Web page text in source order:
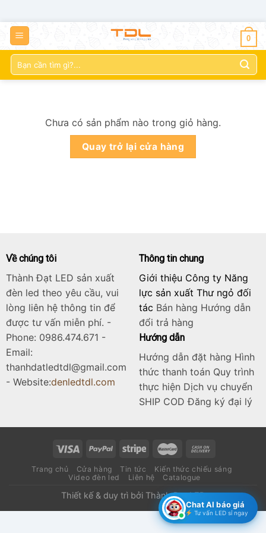
Skip
to
content
0
Tìm
kiếm:
Chưa có sản phẩm nào trong giỏ hàng.
Quay trở lại cửa hàng
Về chúng tôi
Thành Đạt LED sản xuất
đèn led theo yêu cầu, vui
lòng liên hệ thông tin để
được tư vấn miễn phí. -
Phone: 0986.474.671 -
Email:
thanhdatledtdl@gmail.com
- Website:denledtdl.com
Thông tin chung
Giới thiệu Công ty Năng
lực sản xuất Thư ngỏ đối
tác Bán hàng Hướng dẫn
đổi trả hàng
Hướng dẫn
Hướng dẫn đặt hàng Hình
thức thanh toán Quy trình
thực hiện Dịch vụ chuyển
SHIP COD Đăng ký đại lý
Trang chủ Cửa hàng Tin tức
Kiến thức chiếu sáng
Video đèn led
Liên hệ Catalogue
Thiết kế & duy trì bởi Thành Đạt LED
Chat AI báo giá
Tư vấn LED sỉ ngay